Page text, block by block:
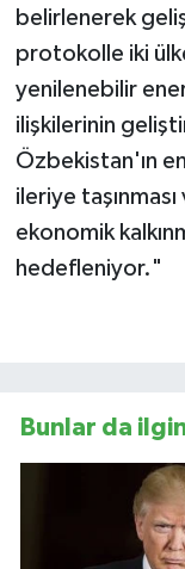
belirlenerek
protokolle iki
yenilenebilir
ilişkilerinin
Özbekistan'ın
ileriye
ekonomik
hedefleniyor."
Bunlar da